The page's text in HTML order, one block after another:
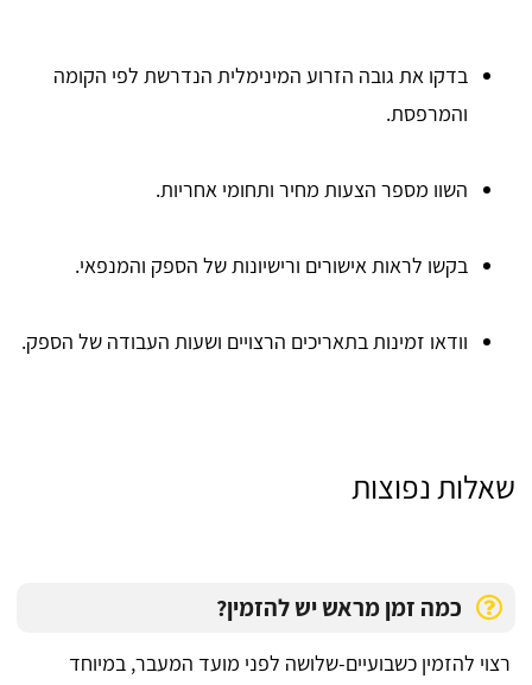
בדקו את גובה הזרוע המינימלית הנדרשת לפי הקומה
והמרפסת.
השוו מספר הצעות מחיר ותחומי אחריות.
בקשו לראות אישורים ורישיונות של הספק והמנפאי.
וודאו זמינות בתאריכים הרצויים ושעות העבודה של הספק.
שאלות נפוצות
כמה זמן מראש יש להזמין?
רצוי להזמין כשבועיים-שלושה לפני מועד המעבר, במיוחד